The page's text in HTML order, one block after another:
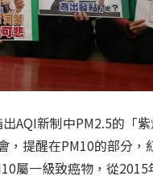
AQI新制中PM2.5的「
，提醒在PM10的部分，
屬一級致癌物，從